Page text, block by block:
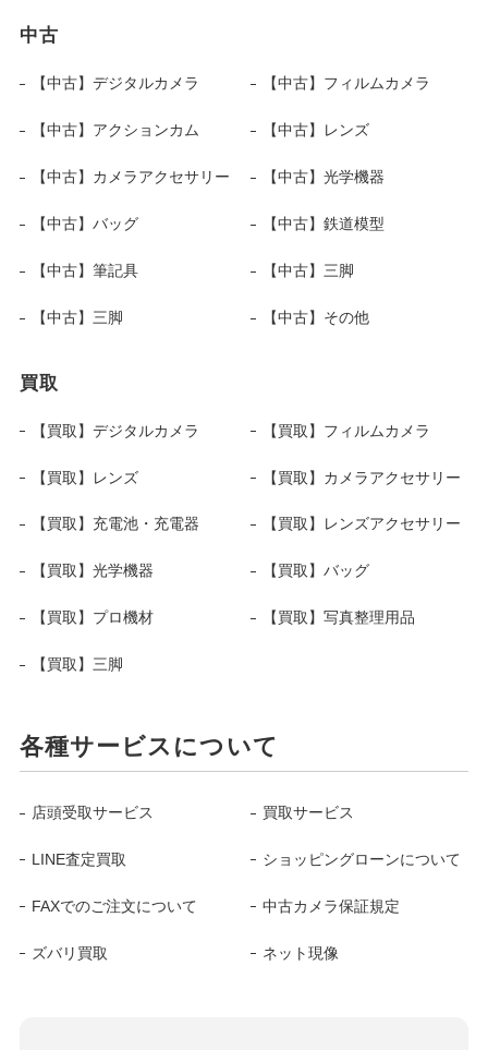
中古
【中古】デジタルカメラ 【中古】フィルムカメラ
【中古】アクションカム 【中古】レンズ
【中古】カメラアクセサリー 【中古】光学機器
【中古】バッグ 【中古】鉄道模型
【中古】筆記具 【中古】三脚
【中古】三脚 【中古】その他
買取
【買取】デジタルカメラ 【買取】フィルムカメラ
【買取】レンズ 【買取】カメラアクセサリー
【買取】充電池・充電器 【買取】レンズアクセサリー
【買取】光学機器 【買取】バッグ
【買取】プロ機材 【買取】写真整理用品
【買取】三脚
各種サービスについて
店頭受取サービス 買取サービス
LINE査定買取 ショッピングローンについて
FAXでのご注文について 中古カメラ保証規定
ズバリ買取 ネット現像